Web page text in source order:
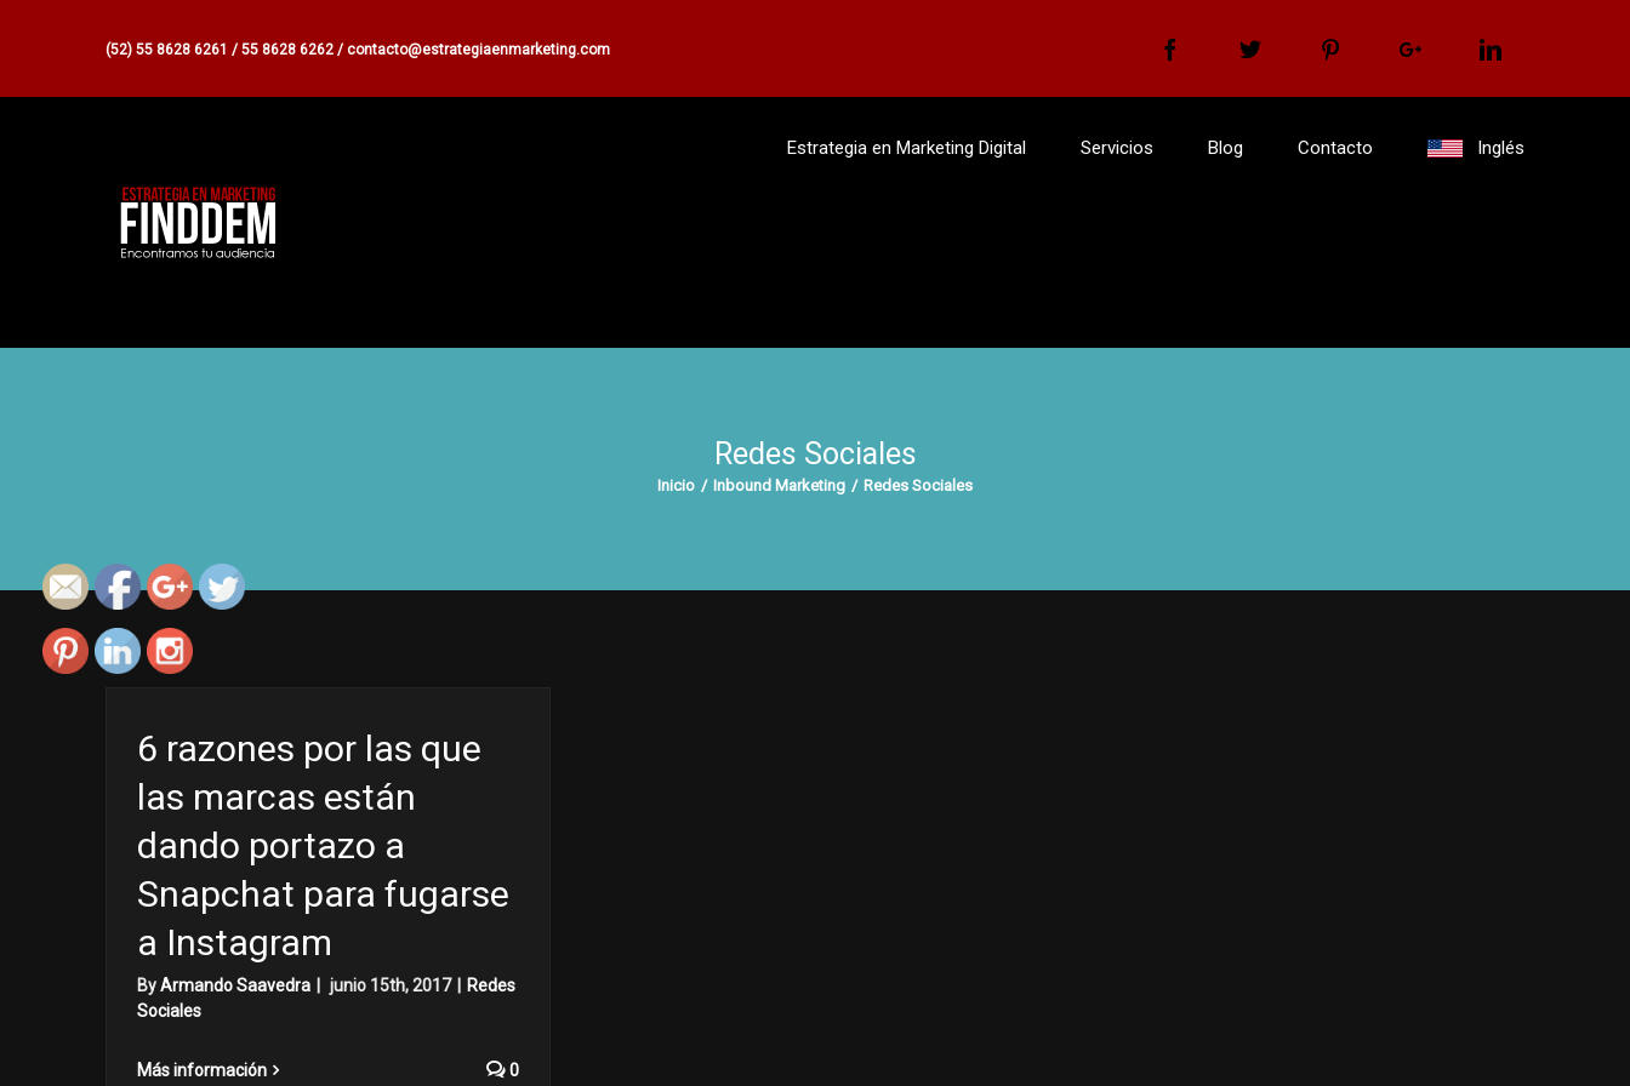
(52) 55 8628 6261 / 55 8628 6262 / contacto@estrategiaenmarketing.com FacebookTwitter PinterestGoogle+Linkedin
Estrategia en Marketing Digital Servicios Blog Contacto Inglés
Redes Sociales
Inicio / Inbound Marketing / Redes Sociales
6 razones por las que
las marcas están
dando portazo a
Snapchat para fugarse
a Instagram
ByArmando Saavedra junio 15th, 2017
Redes
Sociales
Más información 0